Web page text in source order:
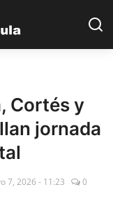
Cortés y
jornada
7, 2026 - 11:23 0